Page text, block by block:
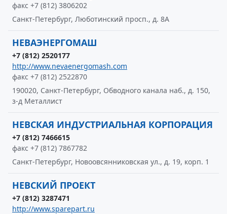
факс +7 (812) 3806202
Санкт-Петербург, Люботинский просп., д. 8А
НЕВАЭНЕРГОМАШ
+7 (812) 2520177
http://www.nevaenergomash.com
факс +7 (812) 2522870
190020, Санкт-Петербург, Обводного канала наб., д. 150,
з-д Металлист
НЕВСКАЯ ИНДУСТРИАЛЬНАЯ КОРПОРАЦИЯ
+7 (812) 7466615
факс +7 (812) 7867782
Санкт-Петербург, Новоовсянниковская ул., д. 19, корп. 1
НЕВСКИЙ ПРОЕКТ
+7 (812) 3287471
http://www.sparepart.ru